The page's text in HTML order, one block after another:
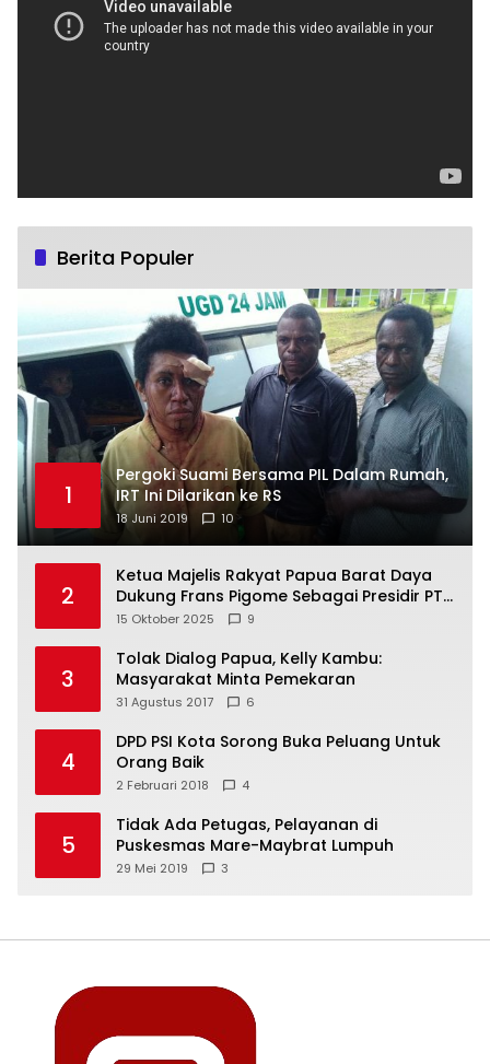
Berita Populer
1
Pergoki Suami Bersama PIL Dalam Rumah,
IRT Ini Dilarikan ke RS
18 Juni 2019 10
2
Ketua Majelis Rakyat Papua Barat Daya
Dukung Frans Pigome Sebagai Presidir PT
Freeport Indonesia
15 Oktober 2025 9
3
Tolak Dialog Papua, Kelly Kambu:
Masyarakat Minta Pemekaran
31 Agustus 2017 6
4
DPD PSI Kota Sorong Buka Peluang Untuk
Orang Baik
2 Februari 2018 4
5
Tidak Ada Petugas, Pelayanan di
Puskesmas Mare-Maybrat Lumpuh
29 Mei 2019 3